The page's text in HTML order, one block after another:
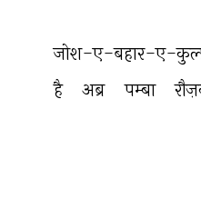
जोश-ए-बहार-ए-
है
अब्र पम्बा